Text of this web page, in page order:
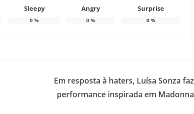
Sleepy
0%
Angry
0 %
Surprise
0 %
Em resposta à haters, Luísa Sonza faz
performance inspirada em Madonna